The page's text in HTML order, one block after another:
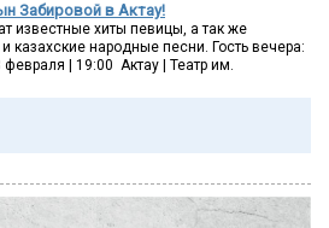
Забировой в Актау!
хиты певицы, а так же
казахские народные песни. Гость вечера:
| 19:00 Актау | Театр им.